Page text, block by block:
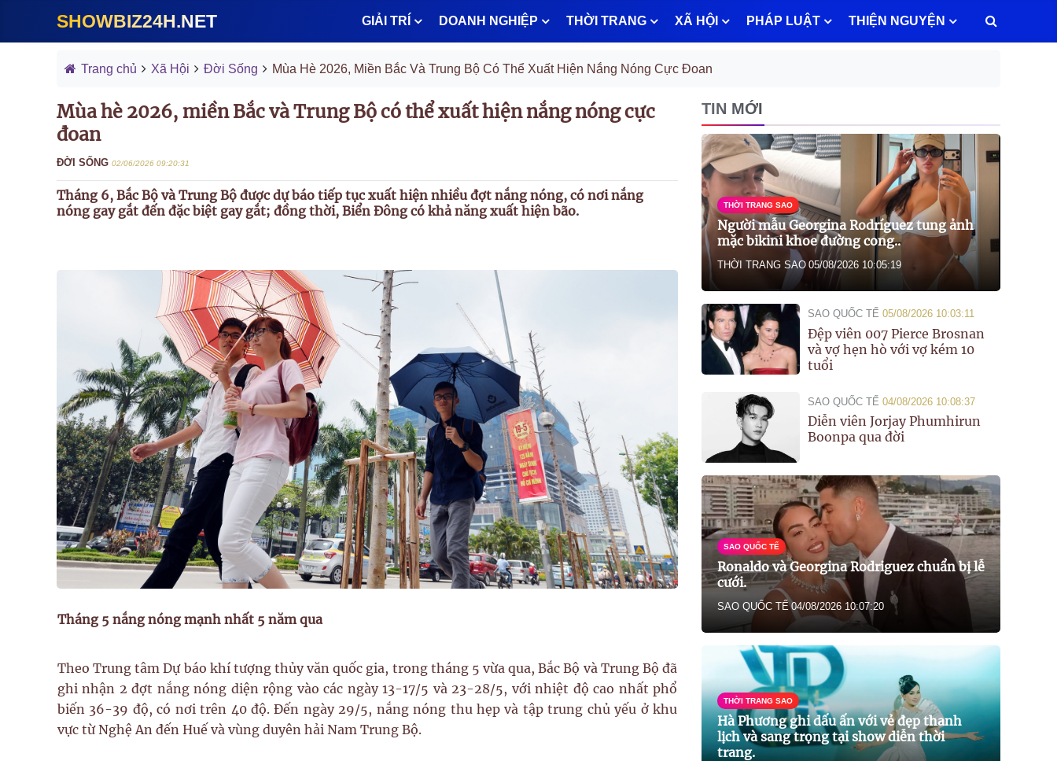
SHOWBIZ24H.NET GIẢI TRÍ DOANH NGHIỆP THỜI TRANG XÃ HỘI PHÁP LUẬT THIỆN NGUYỆN
Trang chủ Xã Hội Đời Sống Mùa Hè 2026, Miền Bắc Và Trung Bộ Có Thể Xuất Hiện Nắng Nóng Cực Đoan
Mùa hè 2026, miền Bắc và Trung Bộ có thể xuất hiện nắng nóng cực
đoan
ĐỜI SỐNG 02/06/2026 09:20:31
Tháng 6, Bắc Bộ và Trung Bộ được dự báo tiếp tục xuất hiện nhiều đợt nắng nóng, có nơi nắng
nóng gay gắt đến đặc biệt gay gắt; đồng thời, Biển Đông có khả năng xuất hiện bão.
Tháng 5 nắng nóng mạnh nhất 5 năm qua
Theo Trung tâm Dự báo khí tượng thủy văn quốc gia, trong tháng 5 vừa qua, Bắc Bộ và Trung Bộ đã
ghi nhận 2 đợt nắng nóng diện rộng vào các ngày 13-17/5 và 23-28/5, với nhiệt độ cao nhất phổ
biến 36-39 độ, có nơi trên 40 độ. Đến ngày 29/5, nắng nóng thu hẹp và tập trung chủ yếu ở khu
vực từ Nghệ An đến Huế và vùng duyên hải Nam Trung Bộ.
TIN MỚI
THỜI TRANG SAO
Người mẫu Georgina Rodríguez tung ảnh
mặc bikini khoe đường cong..
THỜI TRANG SAO 05/08/2026 10:05:19
SAO QUỐC TẾ 05/08/2026 10:03:11
Đệp viên 007 Pierce Brosnan
và vợ hẹn hò với vợ kém 10
tuổi
SAO QUỐC TẾ 04/08/2026 10:08:37
Diễn viên Jorjay Phumhirun
Boonpa qua đời
SAO QUỐC TẾ
Ronaldo và Georgina Rodriguez chuẩn bị lễ
cưới.
SAO QUỐC TẾ 04/08/2026 10:07:20
THỜI TRANG SAO
Hà Phương ghi dấu ấn với vẻ đẹp thanh
lịch và sang trọng tại show diễn thời
trang.